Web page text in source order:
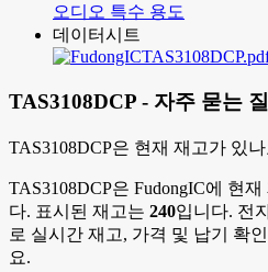
오디오 특수 용도
데이터시트
TAS3108DCP - 자주 묻는
TAS3108DCP은 현재 재고가 있
TAS3108DCP은 FudongIC에 현
다. 표시된 재고는 240입니다. 전
로 실시간 재고, 가격 및 납기 확
요.